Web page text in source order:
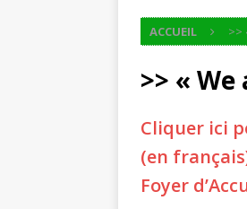
ACCUEIL >>
>> «
Cliquer ici
(en
Foyer